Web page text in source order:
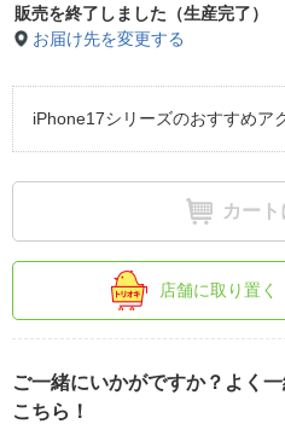
販売を終了しました（生産完了）
お届け先を変更する
iPhone17シリーズのおすすめア
カー
店舗に取り置く
ご一緒にいかがですか？よく
こちら！